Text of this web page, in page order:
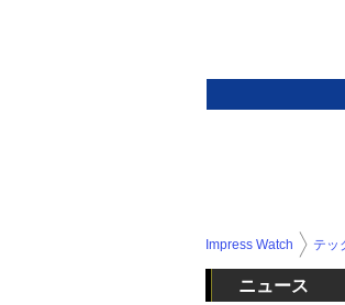
Impress Watch テッ
ニュース